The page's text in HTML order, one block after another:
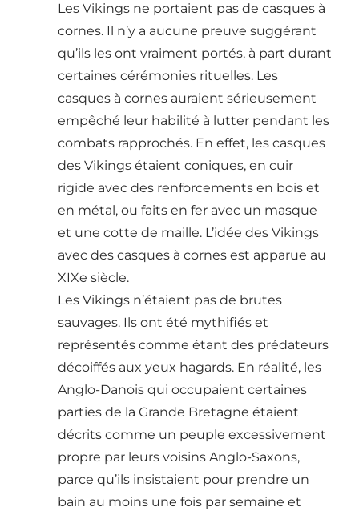
Les Vikings ne portaient pas de casques à
cornes. Il n’y a aucune preuve suggérant
qu’ils les ont vraiment portés, à part durant
certaines cérémonies rituelles. Les
casques à cornes auraient sérieusement
empêché leur habilité à lutter pendant les
combats rapprochés. En effet, les casques
des Vikings étaient coniques, en cuir
rigide avec des renforcements en bois et
en métal, ou faits en fer avec un masque
et une cotte de maille. L’idée des Vikings
avec des casques à cornes est apparue au
XIXe siècle.
Les Vikings n’étaient pas de brutes
sauvages. Ils ont été mythifiés et
représentés comme étant des prédateurs
décoiffés aux yeux hagards. En réalité, les
Anglo-Danois qui occupaient certaines
parties de la Grande Bretagne étaient
décrits comme un peuple excessivement
propre par leurs voisins Anglo-Saxons,
parce qu’ils insistaient pour prendre un
bain au moins une fois par semaine et